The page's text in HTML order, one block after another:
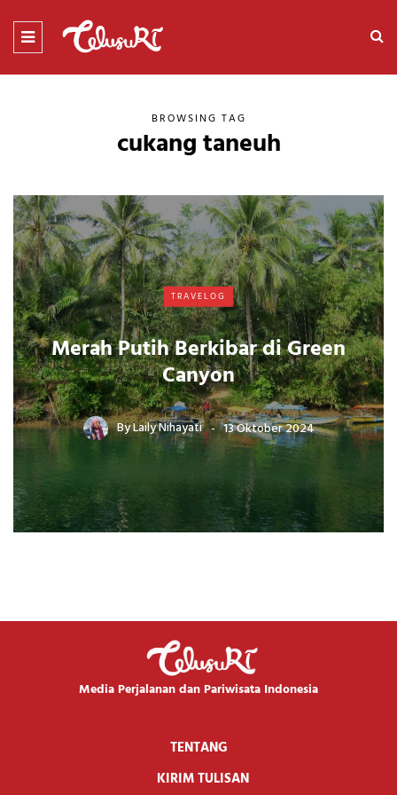
BROWSING TAG
cukang taneuh
TRAVELOG
Merah Putih Berkibar di Green
Canyon
ByLaily Nihayati 13 Oktober 2024
Media Perjalanan dan Pariwisata Indonesia
TENTANG
KIRIM TULISAN